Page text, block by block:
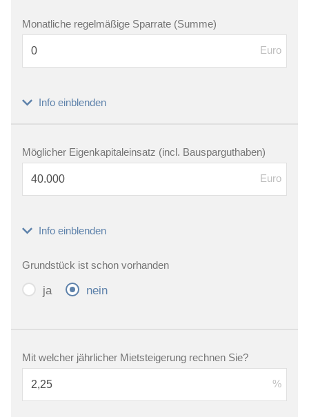
Monatliche regelmäßige Sparrate (Summe)
Euro
Info einblenden
Möglicher Eigenkapitaleinsatz (incl. Bausparguthaben)
Euro
Info einblenden
Grundstück ist schon vorhanden
ja nein
Mit welcher jährlicher Mietsteigerung rechnen Sie?
%